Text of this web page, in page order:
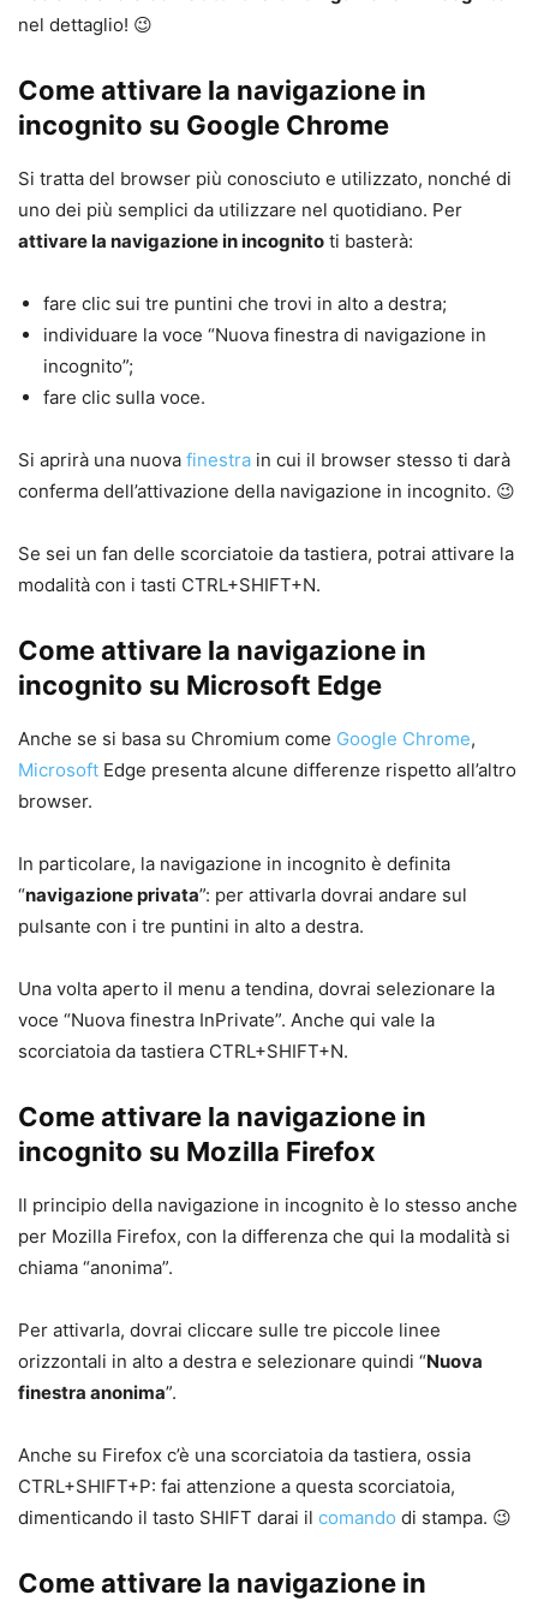
nel dettaglio! 😉
Come attivare la navigazione in
incognito su Google Chrome
Si tratta del browser più conosciuto e utilizzato, nonché di
uno dei più semplici da utilizzare nel quotidiano. Per
attivare la navigazione in incognito ti basterà:
fare clic sui tre puntini che trovi in alto a destra;
individuare la voce “Nuova finestra di navigazione in
incognito”;
fare clic sulla voce.
Si aprirà una nuova finestra in cui il browser stesso ti darà
conferma dell’attivazione della navigazione in incognito. 😉
Se sei un fan delle scorciatoie da tastiera, potrai attivare la
modalità con i tasti CTRL+SHIFT+N.
Come attivare la navigazione in
incognito su Microsoft Edge
Anche se si basa su Chromium come Google Chrome,
Microsoft Edge presenta alcune differenze rispetto all’altro
browser.
In particolare, la navigazione in incognito è definita
“navigazione privata”: per attivarla dovrai andare sul
pulsante con i tre puntini in alto a destra.
Una volta aperto il menu a tendina, dovrai selezionare la
voce “Nuova finestra InPrivate”. Anche qui vale la
scorciatoia da tastiera CTRL+SHIFT+N.
Come attivare la navigazione in
incognito su Mozilla Firefox
Il principio della navigazione in incognito è lo stesso anche
per Mozilla Firefox, con la differenza che qui la modalità si
chiama “anonima”.
Per attivarla, dovrai cliccare sulle tre piccole linee
orizzontali in alto a destra e selezionare quindi “Nuova
finestra anonima”.
Anche su Firefox c’è una scorciatoia da tastiera, ossia
CTRL+SHIFT+P: fai attenzione a questa scorciatoia,
dimenticando il tasto SHIFT darai il comando di stampa. 😉
Come attivare la navigazione in